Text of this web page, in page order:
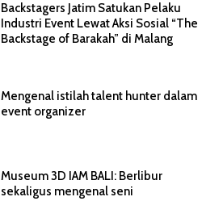
Backstagers Jatim Satukan Pelaku
Industri Event Lewat Aksi Sosial “The
Backstage of Barakah” di Malang
Mengenal istilah talent hunter dalam
event organizer
Museum 3D IAM BALI: Berlibur
sekaligus mengenal seni